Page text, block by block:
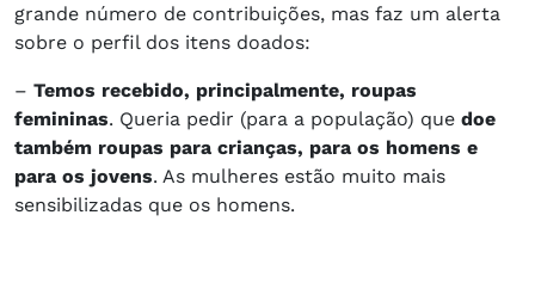
grande número de contribuições, mas faz um alerta
sobre o perfil dos itens doados:
– Temos recebido, principalmente, roupas
femininas. Queria pedir (para a população) que doe
também roupas para crianças, para os homens e
para os jovens. As mulheres estão muito mais
sensibilizadas que os homens.